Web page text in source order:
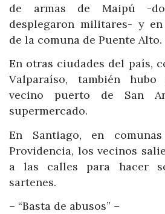
de armas de Maipú -
desplegaron militares- y
de la comuna de Puente Alto.
En otras ciudades del país,
Valparaíso, también
vecino puerto de San
supermercado.
En Santiago, en
Providencia, los vecinos
a las calles para hacer
sartenes.
– “Basta de abusos” –